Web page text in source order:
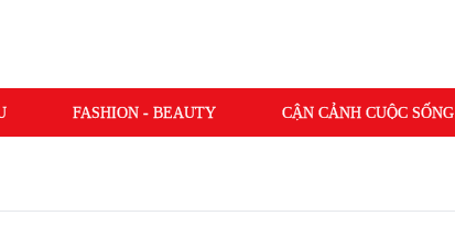
FASHION - BEAUTY CẬN CẢNH CUỘC SỐNG